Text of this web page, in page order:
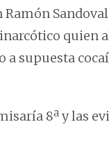
quien
supuesta
8ª y las